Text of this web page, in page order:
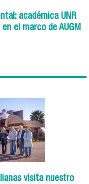
académica UNR
el marco de AUGM
visita nuestro